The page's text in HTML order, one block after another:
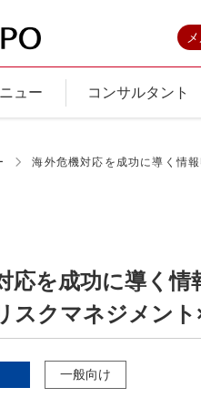
ュー コンサルタント
海外危機対応を成功に導く情
応を成功に導く
スクマネジメン
一般向け